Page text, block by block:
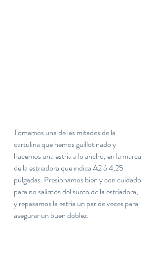
Tomamos una de las mitades de la
cartulina que hemos guillotinado y
hacemos una estría a lo ancho, en la marca
de la estriadora que indica A2 ó 4,25
pulgadas. Presionamos bien y con cuidado
para no salirnos del surco de la estriadora,
y repasamos la estría un par de veces para
asegurar un buen doblez.